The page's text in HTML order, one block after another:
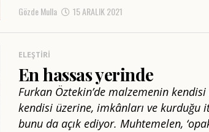
Gözde Mulla 15 ARALIK 2021
ELEŞTIRI
En hassas yerinde
Furkan Öztekin’de malzemenin
kendisi üzerine, imkânları ve kurduğu
bunu da açık ediyor. Muhtemelen,